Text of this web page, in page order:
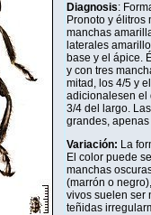
Diagnosis:
Pronoto y élitros
manchas
laterales
base y el ápice.
y con tres
mitad, los 4/5 y
adicionalesen el
3/4 del largo.
grandes,
Variación: La
El color puede
manchas
(marrón o
vivos suelen ser
teñidas